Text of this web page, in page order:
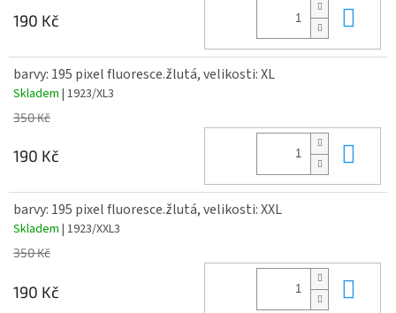
190 Kč
barvy: 195 pixel fluoresce.žlutá, velikosti: XL
Skladem | 1923/XL3
350 Kč
190 Kč
barvy: 195 pixel fluoresce.žlutá, velikosti: XXL
Skladem | 1923/XXL3
350 Kč
190 Kč